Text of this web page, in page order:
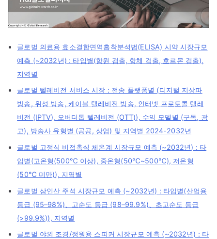
글로벌 의료용 효소결합면역흡착분석법(ELISA) 시약 시장규모
예측 (~2032년) : 타입별(항원 검출, 항체 검출, 호르몬 검출),
지역별
글로벌 텔레비전 서비스 시장 : 전송 플랫폼별 (디지털 지상파
방송, 위성 방송, 케이블 텔레비전 방송, 인터넷 프로토콜 텔레
비전 (IPTV), 오버더톱 텔레비전 (OTT)), 수익 모델별 (구독, 광
고), 방송사 유형별 (공공, 상업) 및 지역별 2024-2032년
글로벌 고정식 비접촉식 체온계 시장규모 예측 (~2032년) : 타
입별(고온형(500℃ 이상), 중온형(50℃~500℃), 저온형
(50℃ 미만)), 지역별
글로벌 삼인산 주석 시장규모 예측 (~2032년) : 타입별(산업용
등급 (95–98%)、고순도 등급 (98–99.9%)、초고순도 등급
(>99.9%)), 지역별
글로벌 야외 조경/정원용 스피커 시장규모 예측 (~2032년) : 타